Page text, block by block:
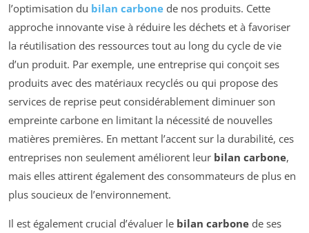
l’optimisation du bilan carbone de nos produits. Cette
approche innovante vise à réduire les déchets et à favoriser
la réutilisation des ressources tout au long du cycle de vie
d’un produit. Par exemple, une entreprise qui conçoit ses
produits avec des matériaux recyclés ou qui propose des
services de reprise peut considérablement diminuer son
empreinte carbone en limitant la nécessité de nouvelles
matières premières. En mettant l’accent sur la durabilité, ces
entreprises non seulement améliorent leur bilan carbone,
mais elles attirent également des consommateurs de plus en
plus soucieux de l’environnement.
Il est également crucial d’évaluer le bilan carbone de ses